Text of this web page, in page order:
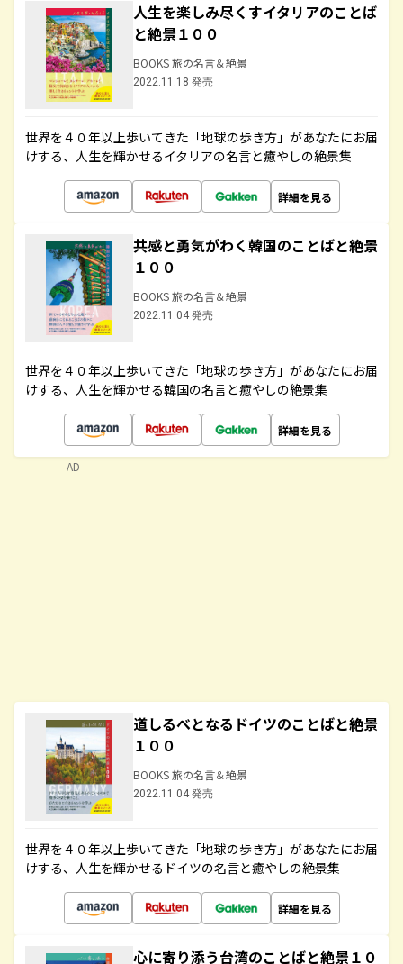
人生を楽しみ尽くすイタリアのことば
と絶景１００
BOOKS 旅の名言＆絶景
2022.11.18 発売
世界を４０年以上歩いてきた「地球の歩き方」があなたにお届
けする、人生を輝かせるイタリアの名言と癒やしの絶景集
詳細を見る
共感と勇気がわく韓国のことばと絶景
１００
BOOKS 旅の名言＆絶景
2022.11.04 発売
世界を４０年以上歩いてきた「地球の歩き方」があなたにお届
けする、人生を輝かせる韓国の名言と癒やしの絶景集
詳細を見る
道しるべとなるドイツのことばと絶景
１００
BOOKS 旅の名言＆絶景
2022.11.04 発売
世界を４０年以上歩いてきた「地球の歩き方」があなたにお届
けする、人生を輝かせるドイツの名言と癒やしの絶景集
詳細を見る
心に寄り添う台湾のことばと絶景１０
AD